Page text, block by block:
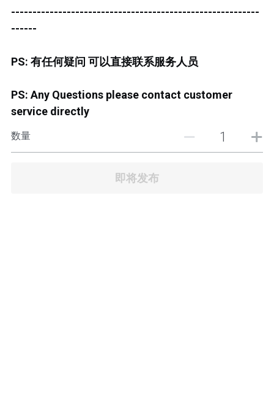
JB TOWN CIQ 1
----------------------------------------------------------
------
PS: 有任何疑问 可以直接联系服务人员
PS: Any Questions please contact customer
service directly
数量
即将发布